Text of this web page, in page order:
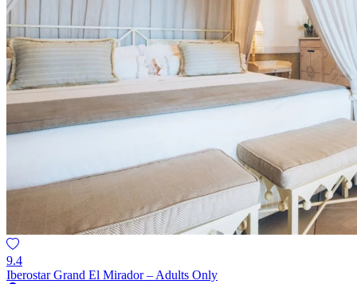
9.4
Iberostar Grand El Mirador – Adults Only